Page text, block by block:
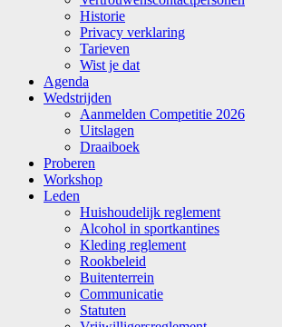
Historie
Privacy verklaring
Tarieven
Wist je dat
Agenda
Wedstrijden
Aanmelden Competitie 2026
Uitslagen
Draaiboek
Proberen
Workshop
Leden
Huishoudelijk reglement
Alcohol in sportkantines
Kleding reglement
Rookbeleid
Buitenterrein
Communicatie
Statuten